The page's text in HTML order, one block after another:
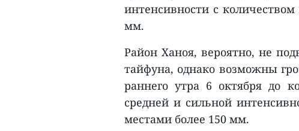
интенсивности с
мм.
Район Ханоя, вероятно, не
тайфуна, однако возможны
раннего утра 6 октября до
средней и сильной
местами более 150 мм.